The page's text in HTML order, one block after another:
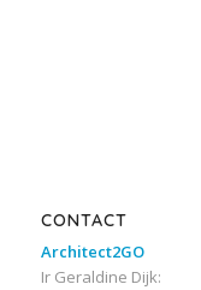
CONTACT
Architect2GO
Ir Geraldine Dijk: